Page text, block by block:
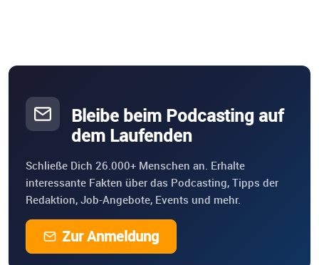
Bleibe beim Podcasting auf
dem Laufenden
Schließe Dich 26.000+ Menschen an. Erhalte
interessante Fakten über das Podcasting, Tipps der
Redaktion, Job-Angebote, Events und mehr.
Zur Anmeldung